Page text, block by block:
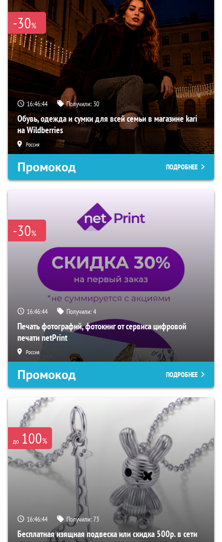
-30%
16:46:43 Получили: 30
Обувь, одежда и сумки для всей семьи в магазине kari
на Wildberries
Россия
Промокод ПОДРОБНЕЕ
-30%
16:46:43 Получили:4
Печать фотографий, фотокниг от сервиса цифровой
печати netPrint
Россия
Промокод ПОДРОБНЕЕ
до 100%
16:46:43 Получили:73
Бесплатная изящная подвеска или скидка 500р. в сети